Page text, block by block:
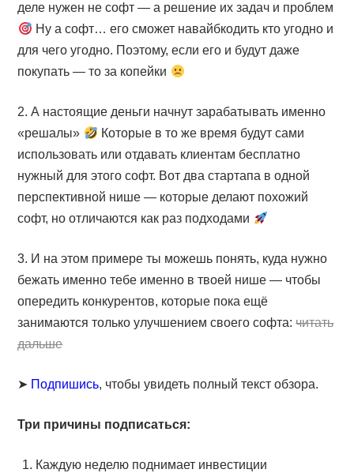
деле нужен не софт — а решение их задач и проблем
Ну а софт… его сможет навайбкодить кто угодно и
для чего угодно. Поэтому, если его и будут даже
покупать — то за копейки
2. А настоящие деньги начнут зарабатывать именно
«решалы»
Которые в то же время будут сами
использовать или отдавать клиентам бесплатно
нужный для этого софт. Вот два стартапа в одной
перспективной нише — которые делают похожий
софт, но отличаются как раз подходами
3. И на этом примере ты можешь понять, куда нужно
бежать именно тебе именно в твоей нише — чтобы
опередить конкурентов, которые пока ещё
занимаются только улучшением своего софта:читать
дальше
➤ Подпишись, чтобы увидеть полный текст обзора.
Три причины подписаться:
Каждую неделю поднимает инвестиции